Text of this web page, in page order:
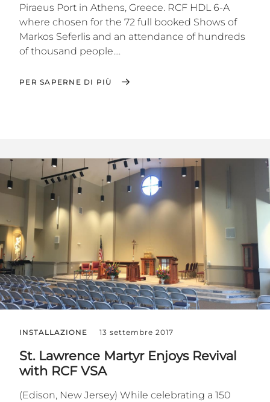
Piraeus Port in Athens, Greece. RCF HDL 6-A
where chosen for the 72 full booked Shows of
Markos Seferlis and an attendance of hundreds
of thousand people....
PER SAPERNE DI PIÙ
INSTALLAZIONE 13 settembre 2017
St. Lawrence Martyr Enjoys Revival
with RCF VSA
(Edison, New Jersey) While celebrating a 150